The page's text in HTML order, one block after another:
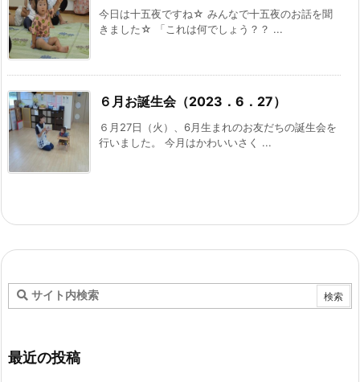
今日は十五夜ですね☆ みんなで十五夜のお話を聞
きました☆ 「これは何でしょう？？ ...
６月お誕生会（2023．6．27）
６月27日（火）、6月生まれのお友だちの誕生会を
行いました。 今月はかわいいさく ...
最近の投稿